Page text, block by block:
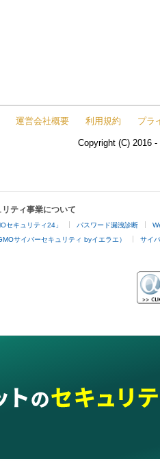
運営会社概要 利用規約 プラ
Copyright (C) 2016
ティ事業について
セキュリティ24」 パスワード漏洩診断
サイバーセキュリティ byイエラエ） サイ